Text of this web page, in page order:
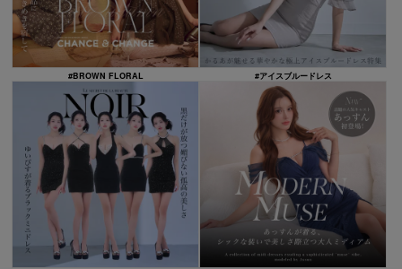
#BROWN FLORAL #アイスブルードレス